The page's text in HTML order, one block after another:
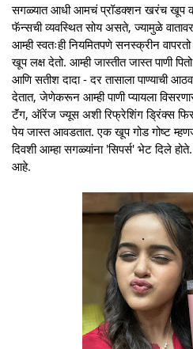
सगळ्यात आधी आमचं प्रॉडक्शन खरंच खूप
फॅन्सची व्यवस्थित सोय असते, ज्यामुळे
आम्ही स्वतःही नियमितपणे सनस्क्रीन
खूप लक्ष देतो. आम्ही जास्तीत जास्त पाणी
आणि सतीश दादा - दर तासाला पाण्याची
देतात, जेणेकरून आम्ही पाणी प्यायला
टॅंग, ऑरेंज ज्यूस अशी रिफ्रेशिंग ड्रिंक्स
पेय जास्त आवडतात. एक खूप गोड गोष्ट
दिवशी आम्हा सगळ्यांना 'सिपर्स' भेट दिले
आहे.